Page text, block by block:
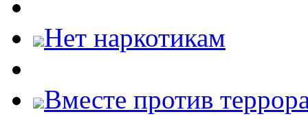
Нет наркотикам
Вместе против